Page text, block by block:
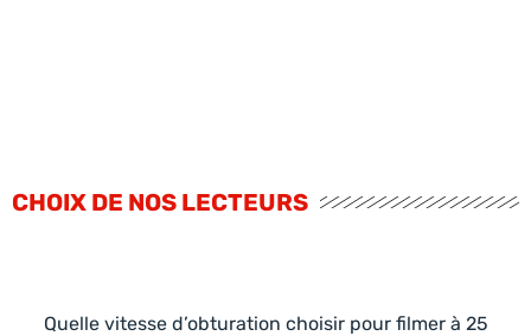
CHOIX DE NOS LECTEURS
Quelle vitesse d’obturation choisir pour filmer à 25